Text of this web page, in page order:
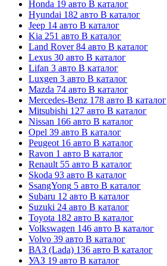
Honda 19 авто В каталог
Hyundai 182 авто В каталог
Jeep 14 авто В каталог
Kia 251 авто В каталог
Land Rover 84 авто В каталог
Lexus 30 авто В каталог
Lifan 3 авто В каталог
Luxgen 3 авто В каталог
Mazda 74 авто В каталог
Mercedes-Benz 178 авто В каталог
Mitsubishi 127 авто В каталог
Nissan 166 авто В каталог
Opel 39 авто В каталог
Peugeot 16 авто В каталог
Ravon 1 авто В каталог
Renault 55 авто В каталог
Skoda 93 авто В каталог
SsangYong 5 авто В каталог
Subaru 12 авто В каталог
Suzuki 24 авто В каталог
Toyota 182 авто В каталог
Volkswagen 146 авто В каталог
Volvo 39 авто В каталог
ВАЗ (Lada) 136 авто В каталог
УАЗ 19 авто В каталог